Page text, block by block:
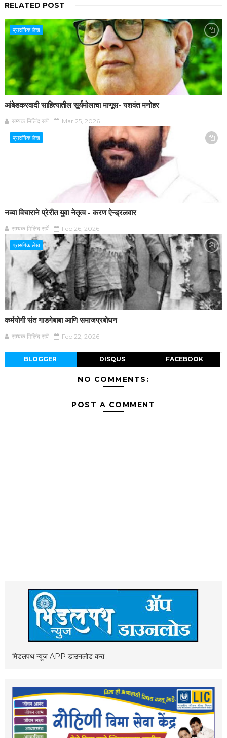
RELATED POST
प्रासंगिक लेख
आंबेडकरवादी साहित्यातील सूर्यमोलाचा माणूस- यशवंत मनोहर
सम्यक मिलिंद सर्पे Mar 25, 2026
प्रासंगिक लेख
नव्या विचाराने प्रेरीत युवा नेतृत्व - करण ऐन्ड्रलवार
सम्यक मिलिंद सर्पे Feb 26, 2026
प्रासंगिक लेख
कर्मयोगी संत गाडगेबाबा आणि समाजप्रबोधन
सम्यक मिलिंद सर्पे Feb 22, 2026
BLOGGER DISQUS FACEBOOK
NO COMMENTS:
POST A COMMENT
मिडलपथ न्यूज APP डाउनलोड करा .